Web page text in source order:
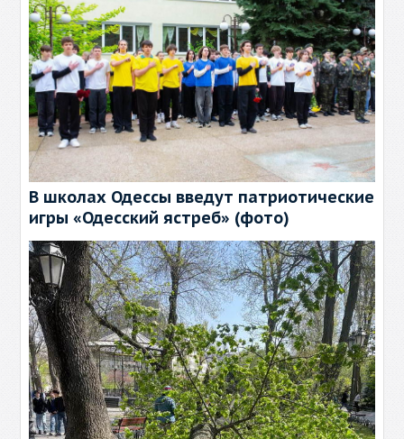
В школах Одессы введут патриотические
игры «Одесский ястреб» (фото)